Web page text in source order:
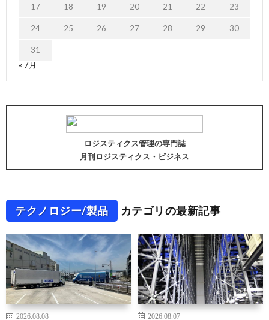
17 18 19 20 21 22 23
24 25 26 27 28 29 30
31
« 7月
ロジスティクス管理の専門誌
月刊ロジスティクス・ビジネス
テクノロジー/製品 カテゴリの最新記事
2026.08.08
2026.08.07